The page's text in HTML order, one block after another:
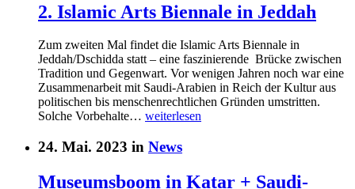
2. Islamic Arts Biennale in Jeddah
Zum zweiten Mal findet die Islamic Arts Biennale in
Jeddah/Dschidda statt – eine faszinierende Brücke zwischen
Tradition und Gegenwart. Vor wenigen Jahren noch war eine
Zusammenarbeit mit Saudi-Arabien in Reich der Kultur aus
politischen bis menschenrechtlichen Gründen umstritten.
Solche Vorbehalte… weiterlesen
24. Mai. 2023 in News
Museumsboom in Katar + Saudi-